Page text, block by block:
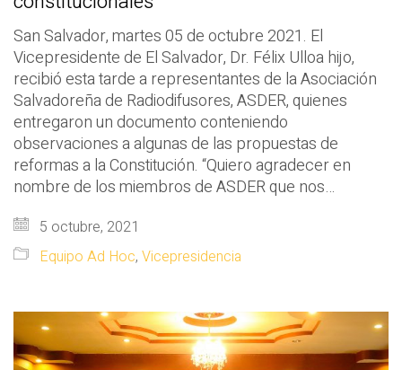
San Salvador, martes 05 de octubre 2021. El
Vicepresidente de El Salvador, Dr. Félix Ulloa hijo,
recibió esta tarde a representantes de la Asociación
Salvadoreña de Radiodifusores, ASDER, quienes
entregaron un documento conteniendo
observaciones a algunas de las propuestas de
reformas a la Constitución. “Quiero agradecer en
nombre de los miembros de ASDER que nos…
5 octubre, 2021
Equipo Ad Hoc, Vicepresidencia